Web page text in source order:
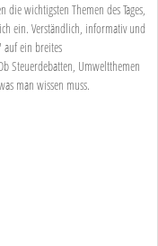
wichtigsten Themen des Tages,
ein. Verständlich, informativ und
ein breites
Steuerdebatten, Umweltthemen
man wissen muss.